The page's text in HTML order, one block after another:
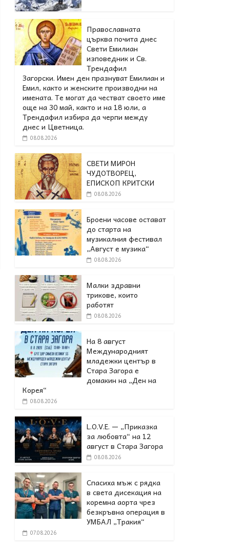
Православната
църква почита днес
Свети Емилиан
изповедник и Св.
Трендафил
Загорски. Имен ден празнуват Емилиан и
Емил, както и женските производни на
имената. Те могат да честват своето име
още на 30 май, както и на 18 юли, а
Трендафил избира да черпи между
днес и Цветница.
08.08.2026
СВЕТИ МИРОН
ЧУДОТВОРЕЦ,
ЕПИСКОП КРИТСКИ
08.08.2026
Броени часове остават
до старта на
музикалния фестивал
„Август е музика“
08.08.2026
Малки здравни
трикове, които
работят
08.08.2026
На 8 август
Международният
младежки център в
Стара Загора е
домакин на „Ден на
Корея“
08.08.2026
L.O.V.E. — „Приказка
за любовта“ на 12
август в Стара Загора
08.08.2026
Спасиха мъж с рядка
в света дисекация на
коремна аорта чрез
безкръвна операция в
УМБАЛ „Тракия“
07.08.2026